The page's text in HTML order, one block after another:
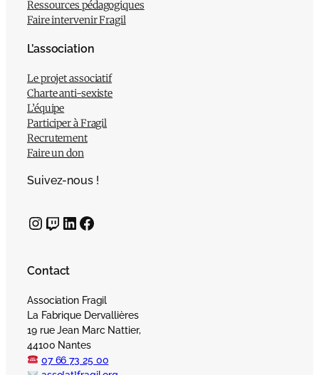
Ressources pédagogiques
Faire intervenir Fragil
L’association
Le projet associatif
Charte anti-sexiste
L’équipe
Participer à Fragil
Recrutement
Faire un don
Suivez-nous !
InstagramTwitch LinkedIn Facebook
Contact
Association Fragil
La Fabrique Dervallières
19 rue Jean Marc Nattier,
44100 Nantes
07 66 73 25 00